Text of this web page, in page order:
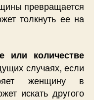
превращается
толкнуть ее на
или количестве
случаях, если
женщину в
искать другого